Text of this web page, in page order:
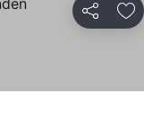
Partilhar